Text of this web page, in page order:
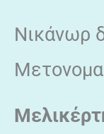
Νικάνωρ